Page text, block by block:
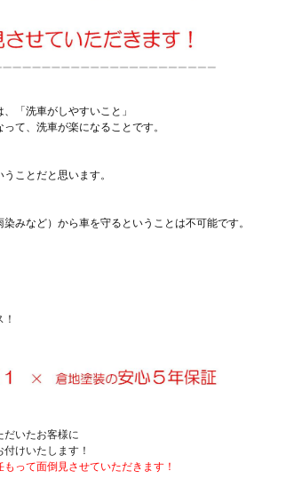
「洗車がしやすいこと」
て、 洗車が楽になることです。
ことだと思います。
みなど）から車を守るということは不可能です。
だいたお客様に
付けいたします！
もって面倒見させていただきます！